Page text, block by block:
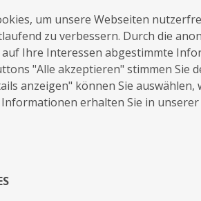
auf die Merkliste
Über Mich
trotz meiner
Unternehmen und
Hochzeitsfotograf eine
die kleinen und großen
Dabei arbeite ich immer
um unsere Webseiten
zu verbessern. Durch die
Ihre Interessen abgestimmte
"Alle akzeptieren" stimmen Sie
anzeigen" können Sie auswählen,
erhalten Sie in